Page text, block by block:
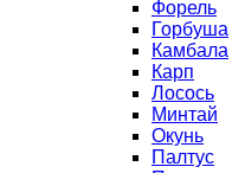
Форель
Горбуша
Камбала
Карп
Лосось
Минтай
Окунь
Палтус